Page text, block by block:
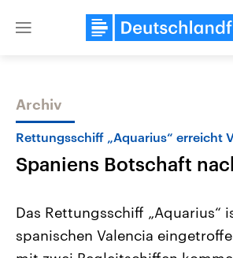
Close
Themen
Archiv
Rettungsschiff „Aquarius“ erreicht
Spaniens Botschaft
Das Rettungsschiff „Aquarius“
spanischen Valencia